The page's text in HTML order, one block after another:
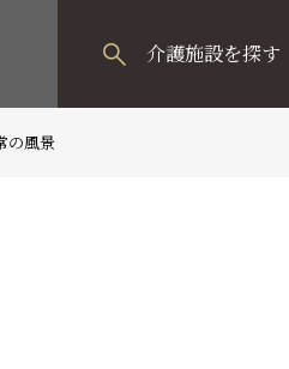
介護施設を探す
の風景